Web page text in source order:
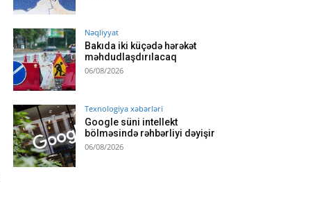
Nəqliyyat
Bakıda iki küçədə hərəkət
məhdudlaşdırılacaq
06/08/2026
Texnologiya xəbərləri
Google süni intellekt
bölməsində rəhbərliyi dəyişir
06/08/2026